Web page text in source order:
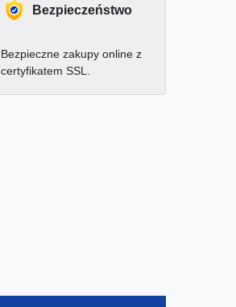
Bezpieczeństwo
Bezpieczne zakupy online z
certyfikatem SSL.